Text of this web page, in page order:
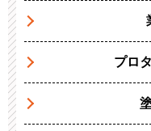
プロ